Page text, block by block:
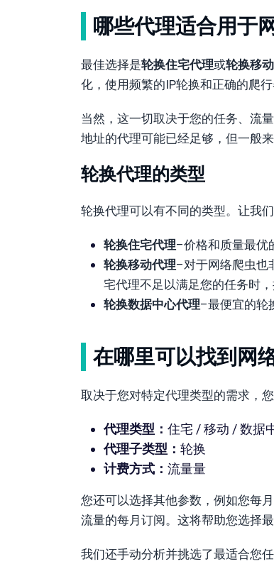
哪些代理适合用于
最佳选择是轮换住宅代理或轮换移
化，使用频繁的IP轮换和正确的爬
当然，这一切取决于您的任务、流
地址的代理可能已经足够，但一般
轮换代理的类型
轮换代理可以有不同的类型。让我
轮换住宅代理–价格和质量最优
轮换移动代理–对于网络爬虫也
宅代理不足以满足您的任务时，
轮换数据中心代理–最便宜的轮
在哪里可以找到网
取决于您对特定代理类型的需求，
代理类型： 住宅 / 移动 / 数据
代理子类型： 轮换
计费方式： 流量量
您还可以选择其他参数，例如您每
流量的每月订阅。这将帮助您选择
我们还手动分析并挑选了最适合您